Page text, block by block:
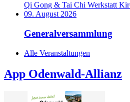
Qi Gong & Tai Chi Werkstatt
09. August 2026
Generalversammlung
Alle Veranstaltungen
App Odenwald-Allianz